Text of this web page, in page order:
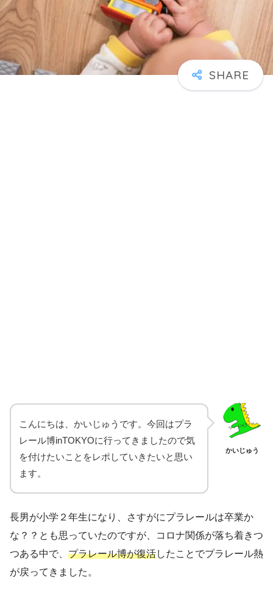
かいじゅう
こんにちは、かいじゅうです。今回はプラ
レール博inTOKYOに行ってきましたので気
を付けたいことをレポしていきたいと思い
ます。
長男が小学２年生になり、さすがにプラレールは卒業か
な？？とも思っていたのですが、コロナ関係が落ち着きつ
つある中で、 プラレール博が復活したことでプラレール熱
が戻ってきました。